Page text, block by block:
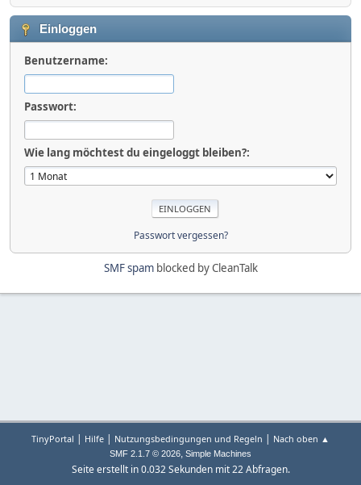
Einloggen
Benutzername:
Passwort:
Wie lang möchtest du eingeloggt bleiben?:
Passwort vergessen?
SMF spamblocked by CleanTalk
TinyPortal | Hilfe | Nutzungsbedingungen und Regeln | Nach oben ▲
SMF 2.1.7 © 2026, Simple Machines
Seite erstellt in 0.032 Sekunden mit 22 Abfragen.